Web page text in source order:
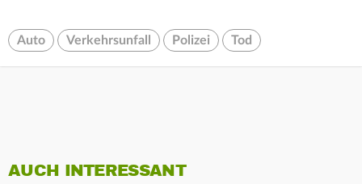
Auto Verkehrsunfall Polizei Tod
AUCH INTERESSANT